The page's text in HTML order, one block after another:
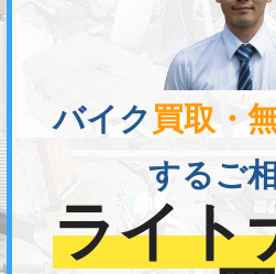
バイク 買取・
するご
ライト